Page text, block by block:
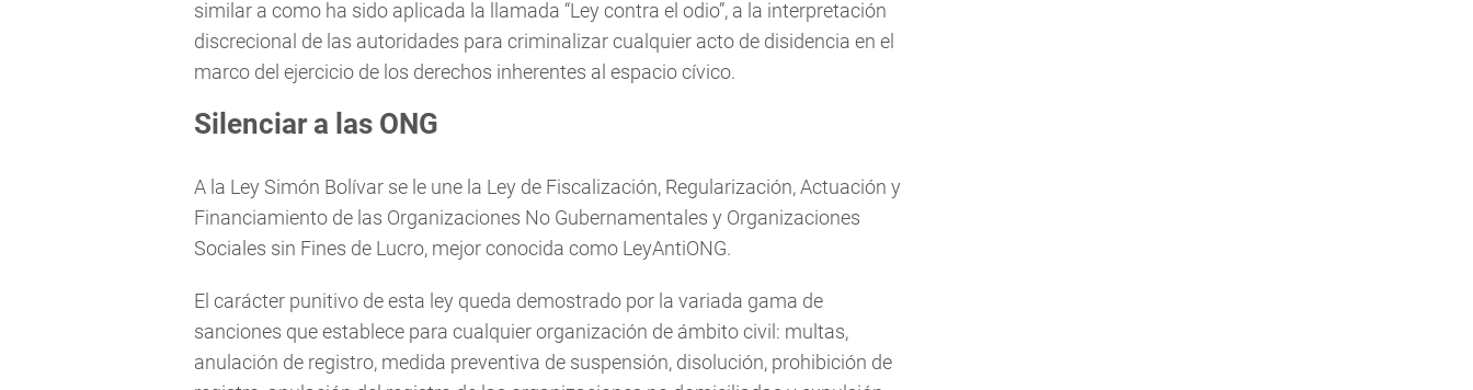
similar a como ha sido aplicada la llamada “Ley contra el odio”, a la interpretación
discrecional de las autoridades para criminalizar cualquier acto de disidencia en el
marco del ejercicio de los derechos inherentes al espacio cívico.
Silenciar a las ONG
A la Ley Simón Bolívar se le une la Ley de Fiscalización, Regularización, Actuación y
Financiamiento de las Organizaciones No Gubernamentales y Organizaciones
Sociales sin Fines de Lucro, mejor conocida como LeyAntiONG.
El carácter punitivo de esta ley queda demostrado por la variada gama de
sanciones que establece para cualquier organización de ámbito civil: multas,
anulación de registro, medida preventiva de suspensión, disolución, prohibición de